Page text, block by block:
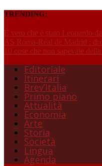
TRENDING:
È vero che è stato Leonardo
AS Roma-Réal de Madrid :
10 cose che non sapevate
Editoriale
Itinerari
Brev’Italia
Primo piano
Attualità
Economia
Arte
Storia
Società
Lingua
Agenda